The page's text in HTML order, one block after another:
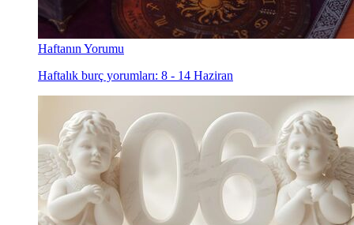
Haftanın Yorumu
Haftalık burç yorumları: 8 - 14 Haziran